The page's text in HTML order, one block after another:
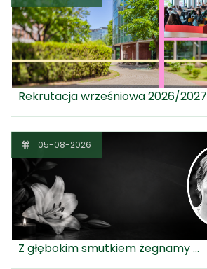
Rekrutacja wrześniowa 2026/2027
05-08-2026
Z głębokim smutkiem żegnamy ...